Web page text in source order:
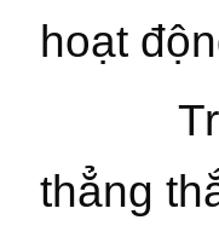
hoạt
Trong
thẳng